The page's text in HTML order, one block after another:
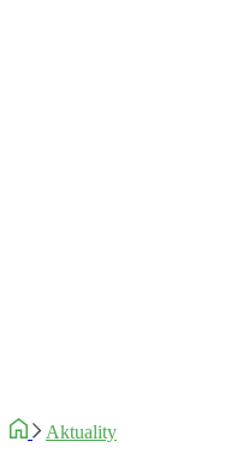
Aktuality